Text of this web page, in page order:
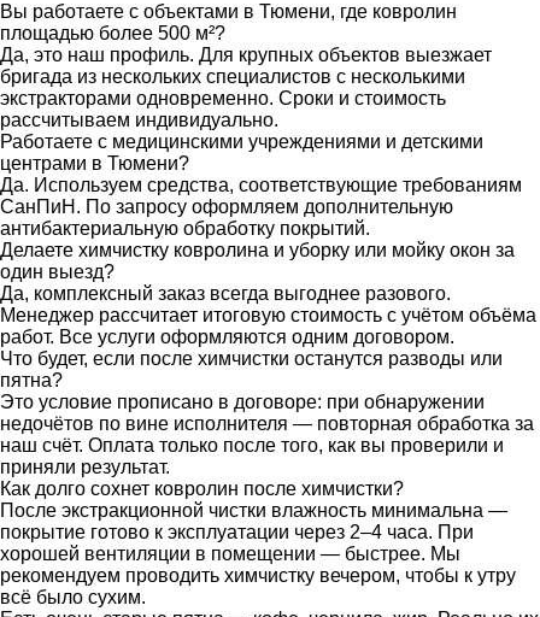
Вы работаете с объектами в Тюмени, где ковролин
площадью более 500 м²?
Да, это наш профиль. Для крупных объектов выезжает
бригада из нескольких специалистов с несколькими
экстракторами одновременно. Сроки и стоимость
рассчитываем индивидуально.
Работаете с медицинскими учреждениями и детскими
центрами в Тюмени?
Да. Используем средства, соответствующие требованиям
СанПиН. По запросу оформляем дополнительную
антибактериальную обработку покрытий.
Делаете химчистку ковролина и уборку или мойку окон за
один выезд?
Да, комплексный заказ всегда выгоднее разового.
Менеджер рассчитает итоговую стоимость с учётом объёма
работ. Все услуги оформляются одним договором.
Что будет, если после химчистки останутся разводы или
пятна?
Это условие прописано в договоре: при обнаружении
недочётов по вине исполнителя — повторная обработка за
наш счёт. Оплата только после того, как вы проверили и
приняли результат.
Как долго сохнет ковролин после химчистки?
После экстракционной чистки влажность минимальна —
покрытие готово к эксплуатации через 2–4 часа. При
хорошей вентиляции в помещении — быстрее. Мы
рекомендуем проводить химчистку вечером, чтобы к утру
всё было сухим.